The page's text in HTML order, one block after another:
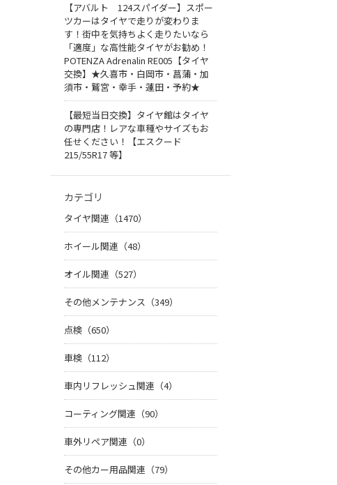
【アバルト 124スパイダー】スポー
ツカーはタイヤで走りが変わりま
す！街中を気持ちよく走りたいなら
「適度」な高性能タイヤがお勧め！
POTENZA Adrenalin RE005【タイヤ
交換】★久喜市・白岡市・菖蒲・加
須市・鷲宮・幸手・蓮田・予約★
【最短当日交換】タイヤ館はタイヤ
の専門店！レアな車種やサイズもお
任せください！【エスクード
215/55R17 等】
カテゴリ
タイヤ関連（1470）
ホイール関連（48）
オイル関連（527）
その他メンテナンス（349）
点検（650）
車検（112）
車内リフレッシュ関連（4）
コーティング関連（90）
車外リペア関連（0）
その他カー用品関連（79）